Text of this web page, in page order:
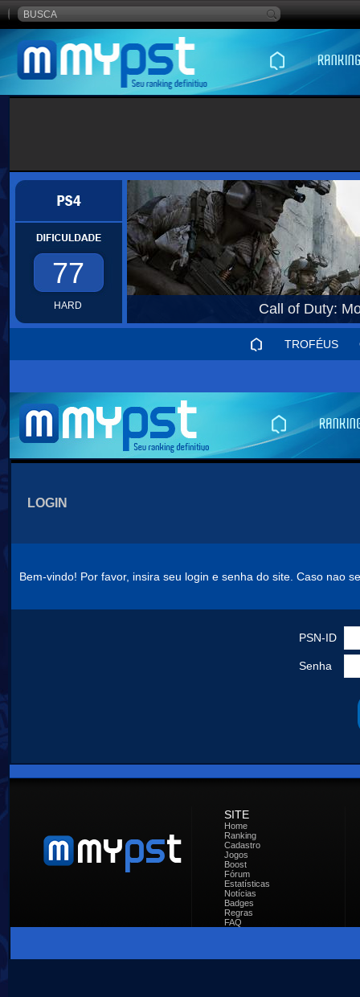
77
HARD Call of Duty:
TROFÉUS
LOGIN
Bem-vindo! Por favor, insira seu login e senha do site. Caso nao
PSN-ID
Senha
SITE
Home
Ranking
Cadastro
Jogos
Boost
Fórum
Estatísticas
Notícias
Badges
Regras
FAQ